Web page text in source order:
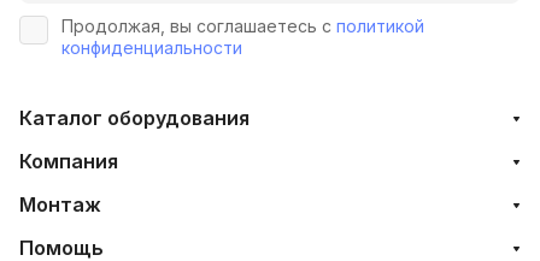
Продолжая, вы соглашаетесь с политикой
конфиденциальности
Каталог оборудования
Компания
Монтаж
Помощь